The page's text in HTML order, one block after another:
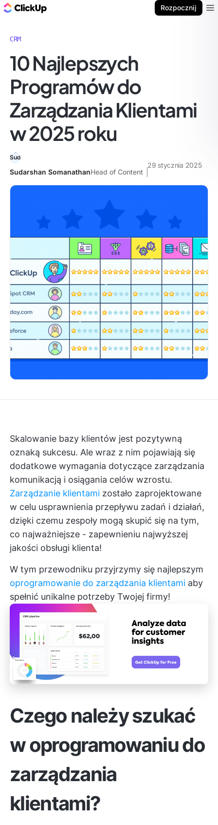
Rozpocznij
CRM
10 Najlepszych
Programów do
Zarządzania Klientami
w 2025 roku
Sudarshan SomanathanHead of Content
29 stycznia 2025
Skalowanie bazy klientów jest pozytywną
oznaką sukcesu. Ale wraz z nim pojawiają się
dodatkowe wymagania dotyczące zarządzania
komunikacją i osiągania celów wzrostu.
Zarządzanie klientami zostało zaprojektowane
w celu usprawnienia przepływu zadań i działań,
dzięki czemu zespoły mogą skupić się na tym,
co najważniejsze - zapewnieniu najwyższej
jakości obsługi klienta!
W tym przewodniku przyjrzymy się najlepszym
oprogramowanie do zarządzania klientami aby
spełnić unikalne potrzeby Twojej firmy!
Czego należy szukać
w oprogramowaniu do
zarządzania
klientami?